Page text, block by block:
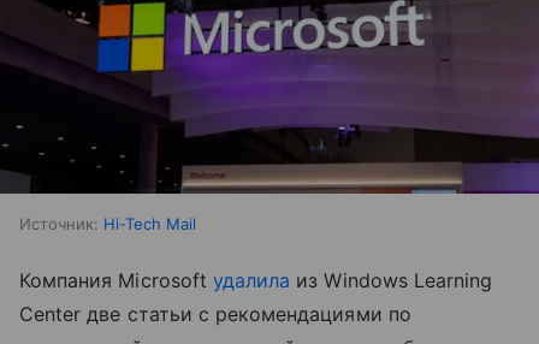
Источник: Hi-Tech Mail
Компания Microsoft удалила из Windows Learning
Center две статьи с рекомендациями по